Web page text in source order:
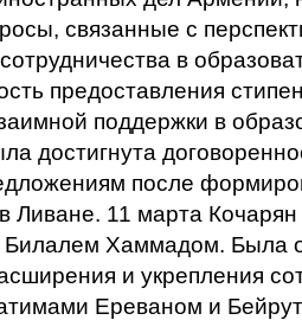
связанные с
в
предоставления
поддержки в
достигнута
после
Ливане. 11 марта Кочарян
Хаммадом. Была
и укрепления
Ереваном и